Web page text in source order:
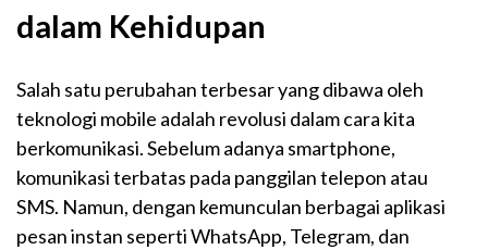
dalam Kehidupan
Salah satu perubahan terbesar yang dibawa oleh
teknologi mobile adalah revolusi dalam cara kita
berkomunikasi. Sebelum adanya smartphone,
komunikasi terbatas pada panggilan telepon atau
SMS. Namun, dengan kemunculan berbagai aplikasi
pesan instan seperti WhatsApp, Telegram, dan